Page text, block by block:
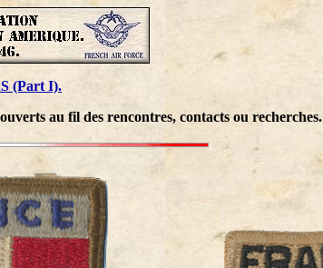
(Part I).
au fil des rencontres, contacts ou recherches.